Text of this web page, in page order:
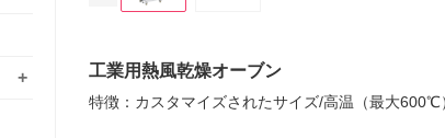
工業用熱風乾燥オーブン
特徴：カスタマイズされたサイズ/高温（最大600℃
+